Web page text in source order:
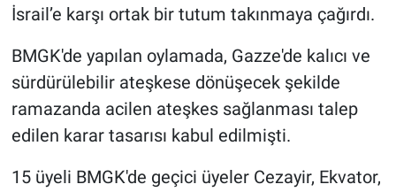
İsrail’e karşı ortak bir tutum takınmaya çağırdı.
BMGK'de yapılan oylamada, Gazze'de kalıcı ve
sürdürülebilir ateşkese dönüşecek şekilde
ramazanda acilen ateşkes sağlanması talep
edilen karar tasarısı kabul edilmişti.
15 üyeli BMGK'de geçici üyeler Cezayir, Ekvator,